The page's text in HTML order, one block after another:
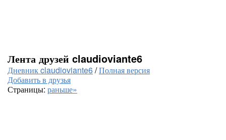
Лента друзей claudioviante6
Дневник claudioviante6/Полная версия
Добавить в друзья
Страницы: раньше»